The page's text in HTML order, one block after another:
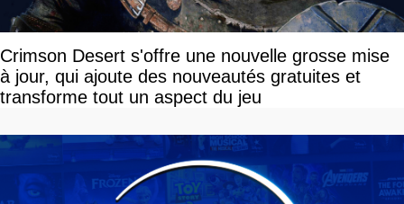
Crimson Desert s'offre une nouvelle grosse mise
à jour, qui ajoute des nouveautés gratuites et
transforme tout un aspect du jeu